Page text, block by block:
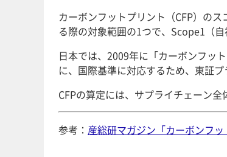
カーボンフットプリント（CFP）の
る際の対象範囲の1つで、Scope1（
日本では、2009年に「カーボンフッ
に、国際基準に対応するため、東証
CFPの算定には、サプライチェーン
参考： 産総研マガジン「カーボンフッ